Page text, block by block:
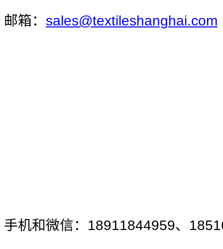
邮箱： sales@textileshanghai.com
手机和微信：18911844959、